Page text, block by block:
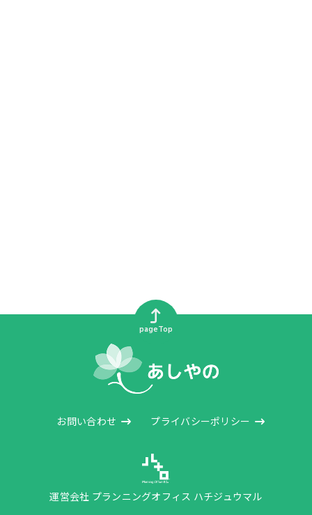
お問い合わせ プライバシーポリシー
運営会社 プランニングオフィス ハチジュウマル
pageTop